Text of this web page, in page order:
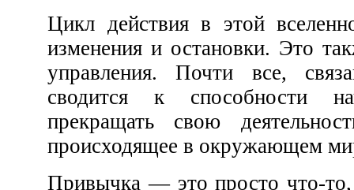
Цикл действия в этой вселенной состоит из начала,
изменения и остановки. Это также является анатомией
управления. Почти все,
сводится к способности
прекращать свою
происходящее в окружающем
Привычка — это просто что-то, что человек не может